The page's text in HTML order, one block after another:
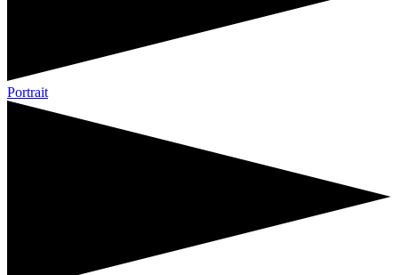
Portrait